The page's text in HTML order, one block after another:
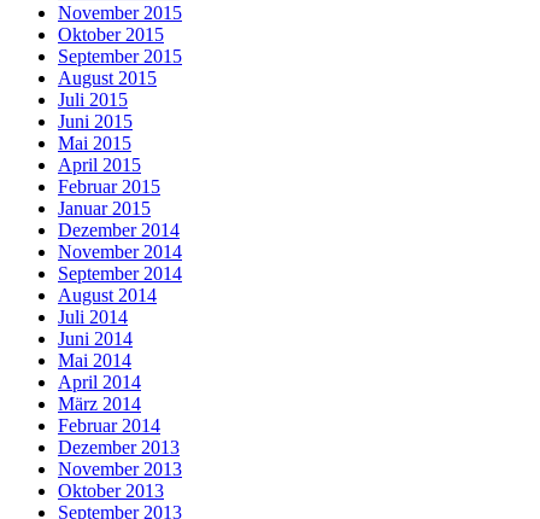
November 2015
Oktober 2015
September 2015
August 2015
Juli 2015
Juni 2015
Mai 2015
April 2015
Februar 2015
Januar 2015
Dezember 2014
November 2014
September 2014
August 2014
Juli 2014
Juni 2014
Mai 2014
April 2014
März 2014
Februar 2014
Dezember 2013
November 2013
Oktober 2013
September 2013